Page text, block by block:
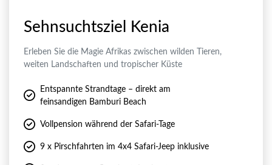
Sehnsuchtsziel Kenia
Erleben Sie die Magie Afrikas zwischen wilden Tieren,
weiten Landschaften und tropischer Küste
Entspannte Strandtage – direkt am
feinsandigen Bamburi Beach
Vollpension während der Safari-Tage
9 x Pirschfahrten im 4x4 Safari-Jeep inklusive